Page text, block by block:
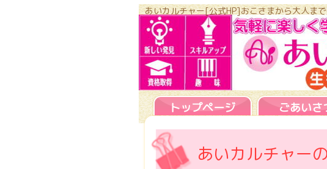
あいカルチャー[公式HP]おこさまから大人ま
あいカルチャー
トップページ ごあいさ